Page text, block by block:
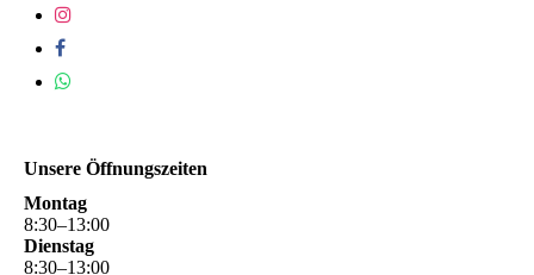
Unsere Öffnungszeiten
Montag
8:30–13:00
Dienstag
8:30–13:00